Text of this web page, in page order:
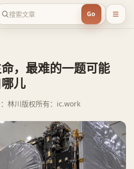
Go
，最难的一题可能
儿
林川版权所有：ic.work